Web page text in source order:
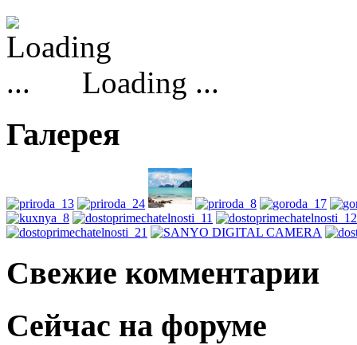
Loading ...
Галерея
Свежие комментарии
Сейчас на форуме